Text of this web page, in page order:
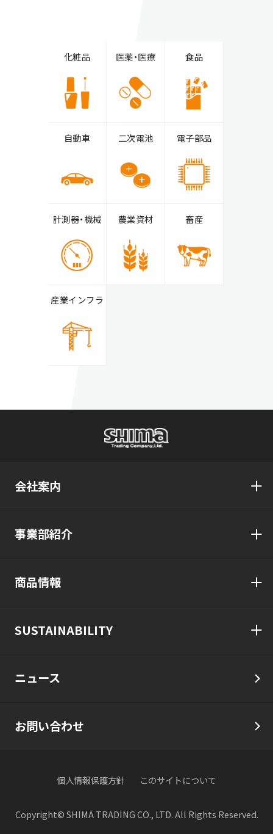
化粧品 医薬・医療 食品
自動車 二次電池 電子部品
計測器・機械 農業資材 畜産
産業インフラ
会社案内
事業部紹介
商品情報
SUSTAINABILITY
ニュース
お問い合わせ
個人情報保護方針 このサイトについて
Copyright© SHIMA TRADING CO., LTD. All Rights Reserved.